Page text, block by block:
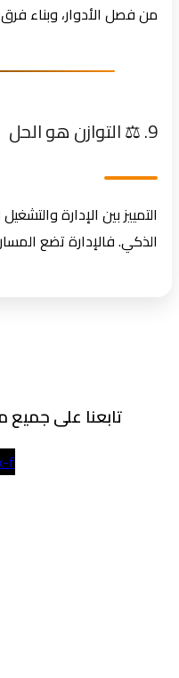
من فصل الأدوار، وبناء فرق
التمييز بين الإدارة والتشغيل
الذكي. فالإدارة تضع
تابعنا على جميع
f